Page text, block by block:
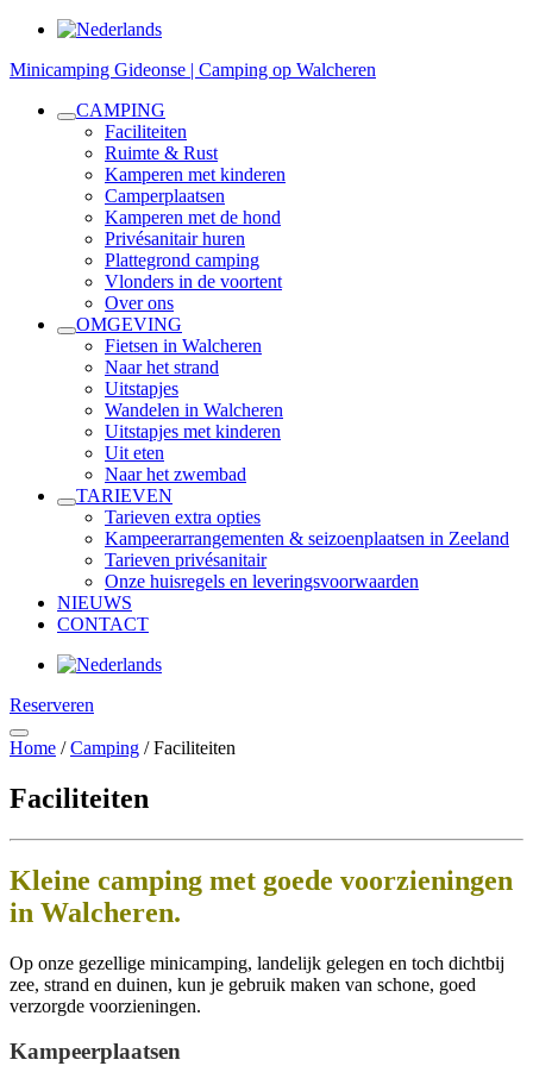
Minicamping Gideonse | Camping op Walcheren
CAMPING
Faciliteiten
Ruimte & Rust
Kamperen met kinderen
Camperplaatsen
Kamperen met de hond
Privésanitair huren
Plattegrond camping
Vlonders in de voortent
Over ons
OMGEVING
Fietsen in Walcheren
Naar het strand
Uitstapjes
Wandelen in Walcheren
Uitstapjes met kinderen
Uit eten
Naar het zwembad
TARIEVEN
Tarieven extra opties
Kampeerarrangementen & seizoenplaatsen in Zeeland
Tarieven privésanitair
Onze huisregels en leveringsvoorwaarden
NIEUWS
CONTACT
Reserveren
Home /Camping /Faciliteiten
Faciliteiten
Kleine camping met goede voorzieningen
in Walcheren.
Op onze gezellige minicamping, landelijk gelegen en toch dichtbij
zee, strand en duinen, kun je gebruik maken van schone, goed
verzorgde voorzieningen.
Kampeerplaatsen